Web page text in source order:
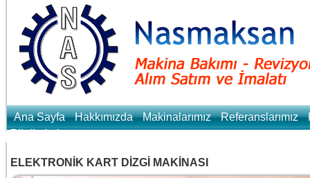
Ana Sayfa Hakkımızda Makinalarımız Referanslarımız
Bilgilerimiz
ELEKTRONİK KART DİZGİ MAKİNASI